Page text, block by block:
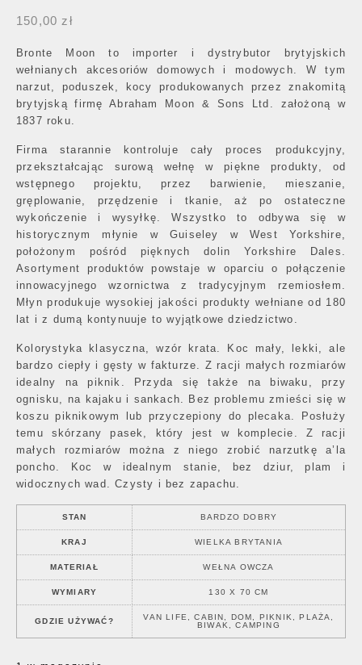
150,00 zł
Bronte Moon to importer i dystrybutor brytyjskich
wełnianych akcesoriów domowych i modowych. W tym
narzut, poduszek, kocy produkowanych przez znakomitą
brytyjską firmę Abraham Moon & Sons Ltd. założoną w
1837 roku.
Firma starannie kontroluje cały proces produkcyjny,
przekształcając surową wełnę w piękne produkty, od
wstępnego projektu, przez barwienie, mieszanie,
gręplowanie, przędzenie i tkanie, aż po ostateczne
wykończenie i wysyłkę. Wszystko to odbywa się w
historycznym młynie w Guiseley w West Yorkshire,
położonym pośród pięknych dolin Yorkshire Dales.
Asortyment produktów powstaje w oparciu o połączenie
innowacyjnego wzornictwa z tradycyjnym rzemiosłem.
Młyn produkuje wysokiej jakości produkty wełniane od 180
lat i z dumą kontynuuje to wyjątkowe dziedzictwo.
Kolorystyka klasyczna, wzór krata. Koc mały, lekki, ale
bardzo ciepły i gęsty w fakturze. Z racji małych rozmiarów
idealny na piknik. Przyda się także na biwaku, przy
ognisku, na kajaku i sankach. Bez problemu zmieści się w
koszu piknikowym lub przyczepiony do plecaka. Posłuży
temu skórzany pasek, który jest w komplecie. Z racji
małych rozmiarów można z niego zrobić narzutkę a’la
poncho. Koc w idealnym stanie, bez dziur, plam i
widocznych wad. Czysty i bez zapachu.
STAN BARDZO DOBRY
KRAJ WIELKA BRYTANIA
MATERIAŁ WEŁNA OWCZA
WYMIARY 130 X 70 CM
GDZIE UŻYWAĆ?
VAN LIFE, CABIN, DOM, PIKNIK, PLAŻA,
BIWAK, CAMPING